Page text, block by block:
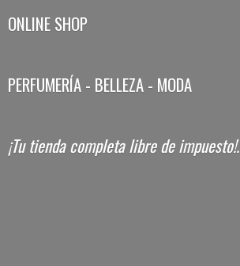
ONLINE SHOP
PERFUMERÍA - BELLEZA - MODA
¡Tu tienda completa librede impuesto!.